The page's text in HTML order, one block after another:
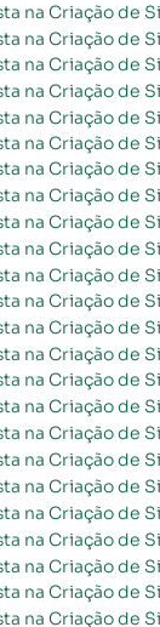
na Criação de
na Criação de
na Criação de
na Criação de
na Criação de
na Criação de